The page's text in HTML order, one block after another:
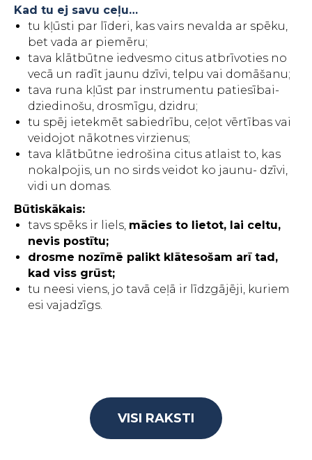
Kad tu ej savu ceļu…
tu kļūsti par līderi, kas vairs nevalda ar spēku,
bet vada ar piemēru;
tava klātbūtne iedvesmo citus atbrīvoties no
vecā un radīt jaunu dzīvi, telpu vai domāšanu;
tava runa kļūst par instrumentu patiesībai-
dziedinošu, drosmīgu, dzidru;
tu spēj ietekmēt sabiedrību, ceļot vērtības vai
veidojot nākotnes virzienus;
tava klātbūtne iedrošina citus atlaist to, kas
nokalpojis, un no sirds veidot ko jaunu- dzīvi,
vidi un domas.
Būtiskākais:
tavs spēks ir liels, mācies to lietot, lai celtu,
nevis postītu;
drosme nozīmē palikt klātesošam arī tad,
kad viss grūst;
tu neesi viens, jo tavā ceļā ir līdzgājēji, kuriem
esi vajadzīgs.
VISI RAKSTI